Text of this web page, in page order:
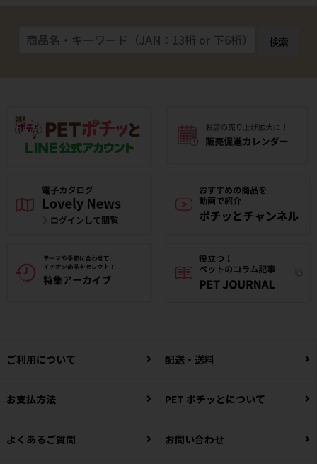
検索
ご利用について 配送・送料
お支払方法 PET ポチッとについて
よくあるご質問 お問い合わせ